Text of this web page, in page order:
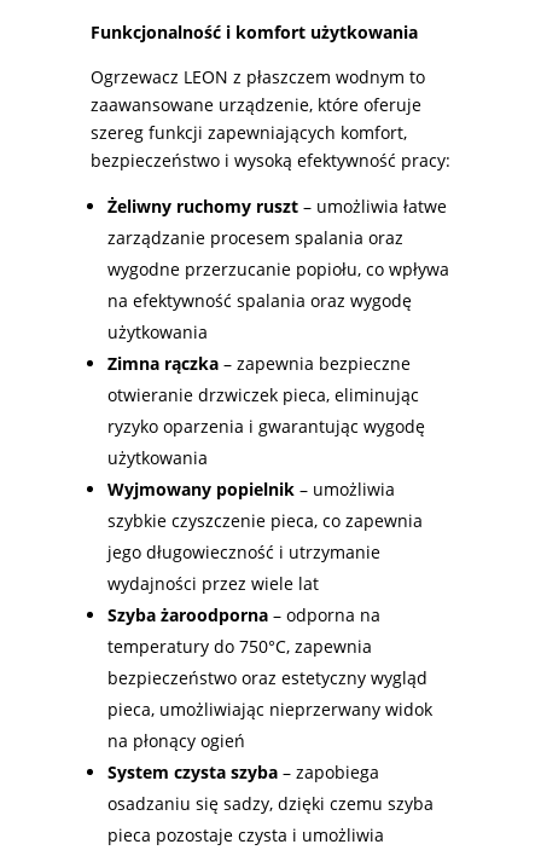
Funkcjonalność i komfort użytkowania
Ogrzewacz LEON z płaszczem wodnym to
zaawansowane urządzenie, które oferuje
szereg funkcji zapewniających komfort,
bezpieczeństwo i wysoką efektywność pracy:
Żeliwny ruchomy ruszt– umożliwia łatwe
zarządzanie procesem spalania oraz
wygodne przerzucanie popiołu, co wpływa
na efektywność spalania oraz wygodę
użytkowania
Zimna rączka– zapewnia bezpieczne
otwieranie drzwiczek pieca, eliminując
ryzyko oparzenia i gwarantując wygodę
użytkowania
Wyjmowany popielnik– umożliwia
szybkie czyszczenie pieca, co zapewnia
jego długowieczność i utrzymanie
wydajności przez wiele lat
Szyba żaroodporna– odporna na
temperatury do 750°C, zapewnia
bezpieczeństwo oraz estetyczny wygląd
pieca, umożliwiając nieprzerwany widok
na płonący ogień
System czysta szyba– zapobiega
osadzaniu się sadzy, dzięki czemu szyba
pieca pozostaje czysta i umożliwia